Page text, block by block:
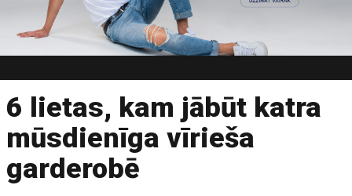
6 lietas, kam jābūt katra
mūsdienīga vīrieša
garderobē